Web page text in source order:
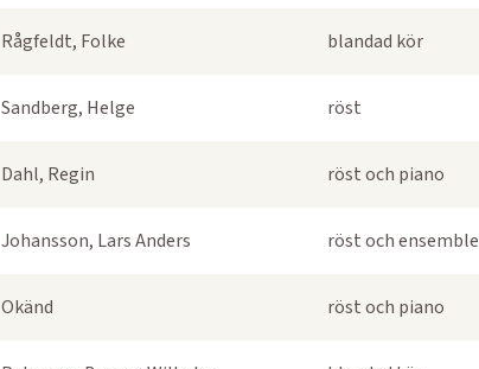
Rågfeldt, Folke blandad kör
Sandberg, Helge röst
Dahl, Regin röst och piano
Johansson, Lars Anders röst och ensemble
Okänd röst och piano